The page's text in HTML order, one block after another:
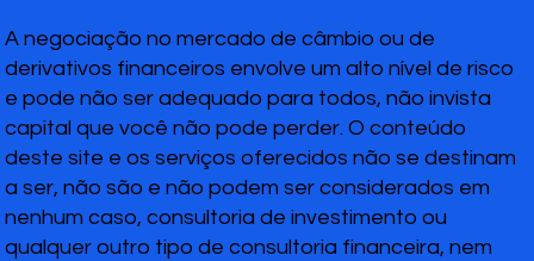
A negociação no mercado de câmbio ou de
derivativos financeiros envolve um alto nível de risco
e pode não ser adequado para todos, não invista
capital que você não pode perder. O conteúdo
deste site e os serviços oferecidos não se destinam
a ser, não são e não podem ser considerados em
nenhum caso, consultoria de investimento ou
qualquer outro tipo de consultoria financeira, nem